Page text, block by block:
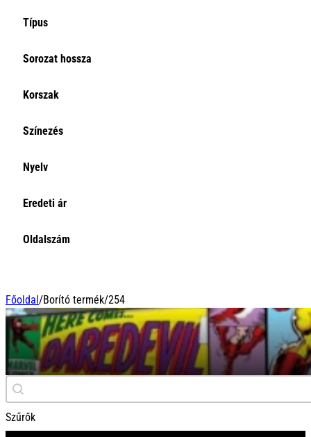
Típus
Sorozat hossza
Korszak
Színezés
Nyelv
Eredeti ár
Oldalszám
Főoldal /Borító termék/254
254
Keresés
Search content
Szűrők